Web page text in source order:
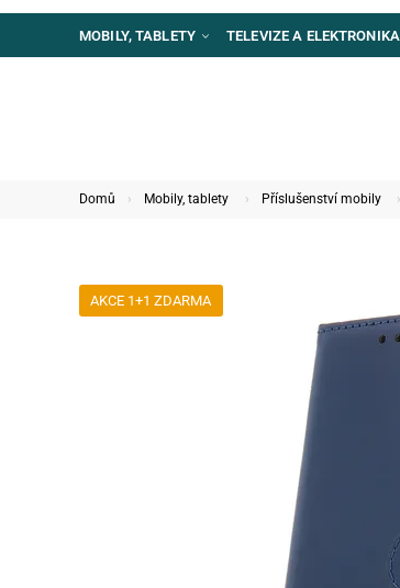
MOBILY, TABLETY TELEVIZE A ELEKTRONIKA
Domů Mobily, tablety Příslušenství mobily
AKCE 1+1 ZDARMA